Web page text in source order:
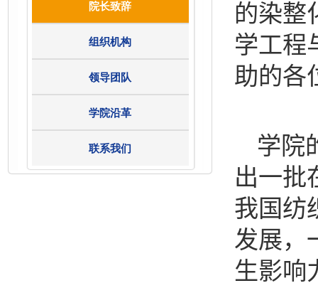
院长致辞
组织机构
领导团队
学院沿革
联系我们
的染整
学工程
助的各
学院
出一批
我国纺
发展，
生影响